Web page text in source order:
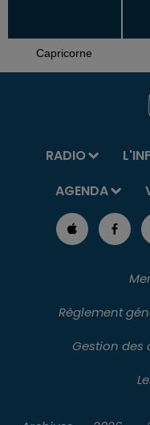
Capricorne
RADIO
AGENDA
Règlement
Gestion des